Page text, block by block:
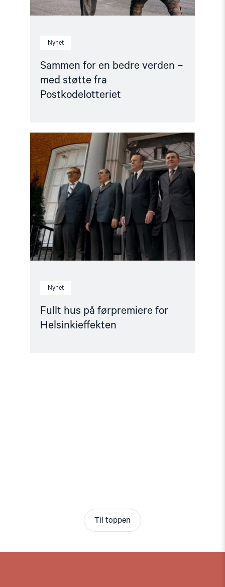
Nyhet
Sammen for en bedre verden –
med støtte fra
Postkodelotteriet
Nyhet
Fullt hus på førpremiere for
Helsinkieffekten
Read
article
"Fullt
hus
på
førpremiere
for
Helsinkieffekten"
Til toppen